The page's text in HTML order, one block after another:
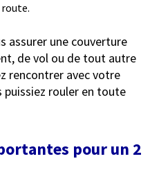
assurer une couverture
de vol ou de tout autre
rencontrer avec votre
puissiez rouler en toute
pour un 2